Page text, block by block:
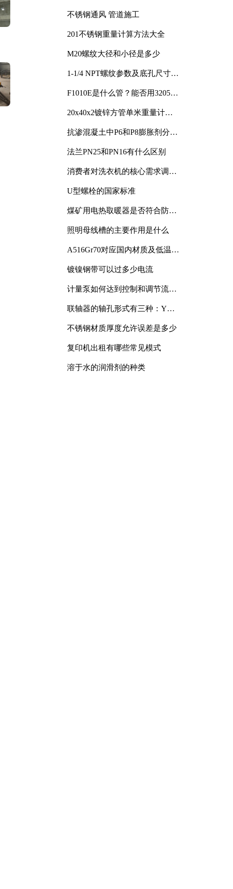
不锈钢通风 管道施工
201不锈钢重量计算方法大全
M20螺纹大径和小径是多少
1-1/4 NPT螺纹参数及底孔尺寸详
F1010E是什么管？能否用3205或
20x40x2镀锌方管单米重量计算
抗渗混凝土中P6和P8膨胀剂分别
法兰PN25和PN16有什么区别
消费者对洗衣机的核心需求调研
U型螺栓的国家标准
煤矿用电热取暖器是否符合防爆
照明母线槽的主要作用是什么
A516Gr70对应国内材质及低温冲
镀镍钢带可以过多少电流
计量泵如何达到控制和调节流量
联轴器的轴孔形式有三种：Y
不锈钢材质厚度允许误差是多少
复印机出租有哪些常见模式
溶于水的润滑剂的种类